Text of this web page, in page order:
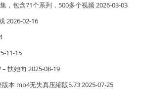
，包含71个系列，500多个视频2026-03-03
2026-02-16
11-15
– 扶她向 2025-08-19
本 mp4无失真压縮版5.732025-07-25